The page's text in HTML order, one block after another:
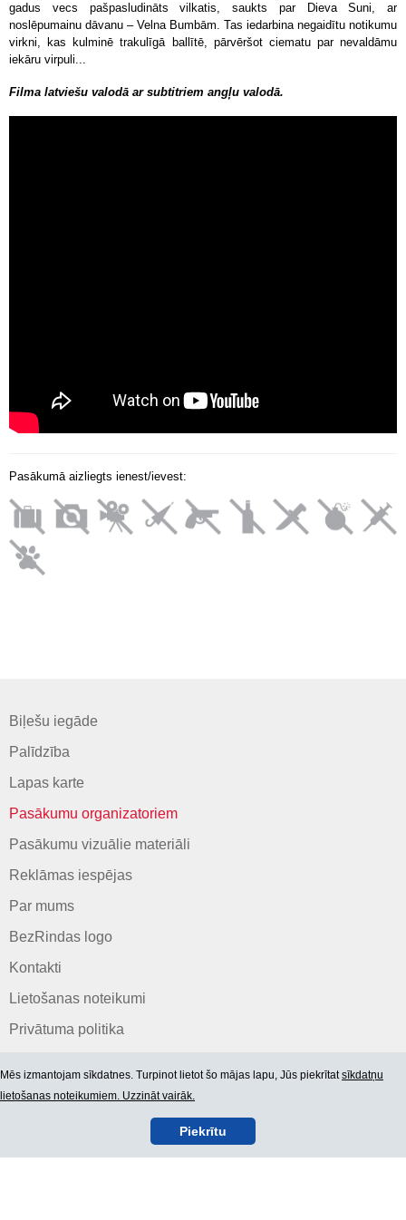
gadus vecs pašpasludināts vilkatis, saukts par Dieva Suni, ar
noslēpumainu dāvanu – Velna Bumbām. Tas iedarbina negaidītu notikumu
virkni, kas kulminē trakulīgā ballītē, pārvēršot ciematu par nevaldāmu
iekāru virpuli...
Filma latviešu valodā ar subtitriem angļu valodā.
Pasākumā aizliegts ienest/ievest:
Biļešu iegāde
Palīdzība
Lapas karte
Pasākumu organizatoriem
Pasākumu vizuālie materiāli
Reklāmas iespējas
Par mums
BezRindas logo
Kontakti
Lietošanas noteikumi
Privātuma politika
Mēs izmantojam sīkdatnes. Turpinot lietot šo mājas lapu, Jūs piekrītatsīkdatņu
lietošanas noteikumiem. Uzzināt vairāk.
Piekrītu